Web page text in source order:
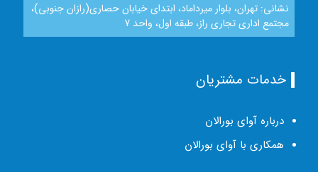
نشانی: تهران، بلوار میرداماد، ابتدای خیابان حصاری(رازان جنوبی)،
مجتمع اداری تجاری راز، طبقه اول، واحد 7
خدمات مشتریان
درباره آوای بورالان
همکاری با آوای بورالان